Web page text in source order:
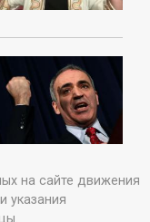
на сайте движения
указания